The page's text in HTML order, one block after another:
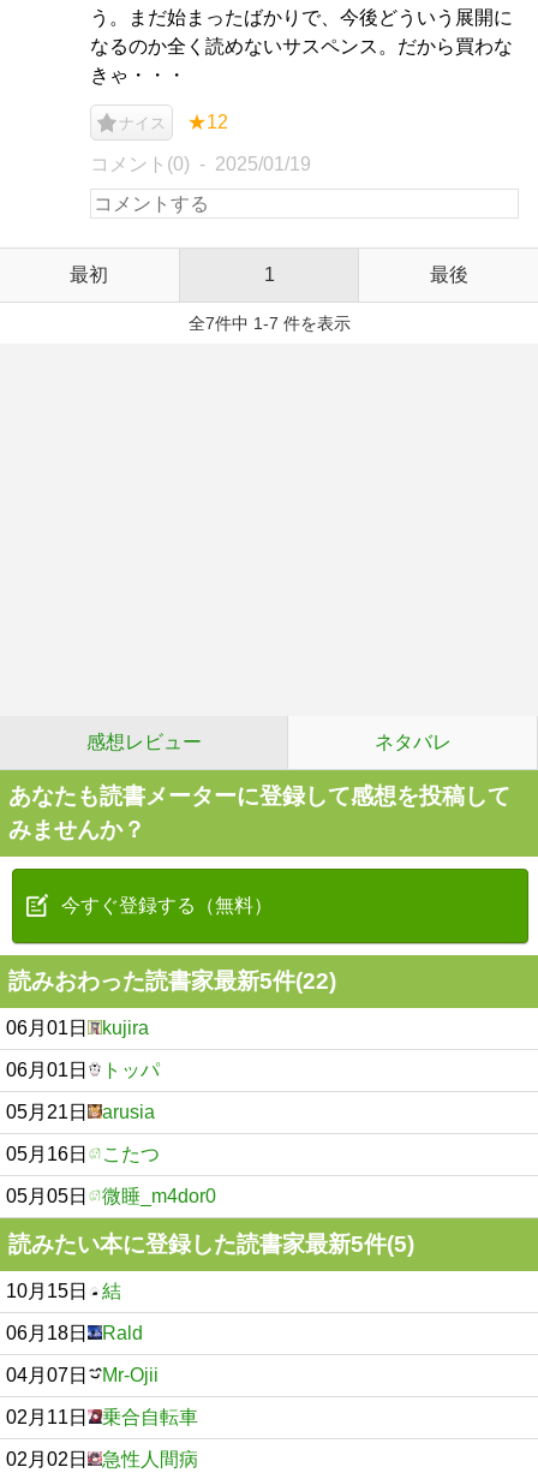
う。まだ始まったばかりで、今後どういう展開に
なるのか全く読めないサスペンス。だから買わな
きゃ・・・
ナイス ★12
コメント(0) 2025/01/19
最初 1 最後
全7件中 1-7 件を表示
感想レビュー ネタバレ
あなたも読書メーターに登録して感想を投稿して
みませんか？
今すぐ登録する（無料）
読みおわった読書家最新5件(22)
06月01日 kujira
06月01日 トッパ
05月21日 arusia
05月16日 こたつ
05月05日 微睡_m4dor0
読みたい本に登録した読書家最新5件(5)
10月15日 結
06月18日 Rald
04月07日 Mr-Ojii
02月11日 乗合自転車
02月02日 急性人間病